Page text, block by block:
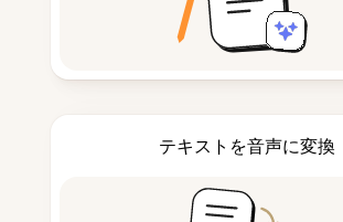
テキストを音声に変換